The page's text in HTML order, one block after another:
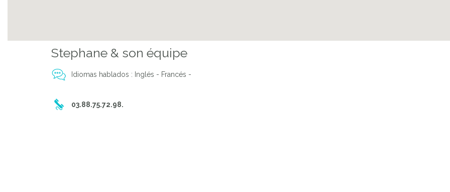
Stephane & son équipe
Idiomas hablados : Inglés - Francés -
03.88.75.72.98.